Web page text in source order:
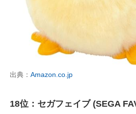
出典： Amazon.co.jp
18位：セガフェイブ (SEGA